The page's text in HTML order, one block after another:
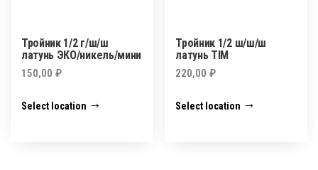
Тройник 1/2 г/ш/ш
латунь ЭКО/никель/мини
150,00 ₽
Select location
Тройник 1/2 ш/ш/ш
латунь TIM
220,00₽
Select location